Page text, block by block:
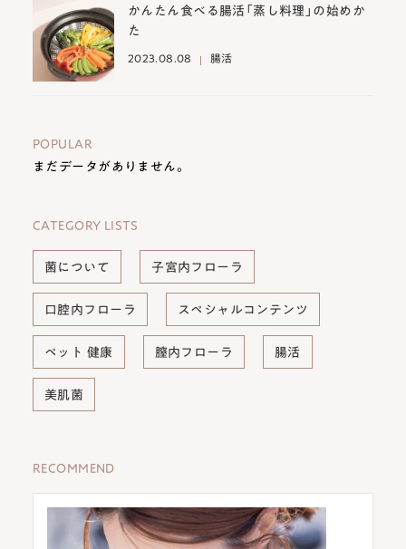
かんたん食べる腸活「蒸し料理」の始めか
た
2023.08.08 腸活
POPULAR
まだデータがありません。
CATEGORY LISTS
菌について 子宮内フローラ
口腔内フローラ スペシャルコンテンツ
ペット 健康 膣内フローラ 腸活
美肌菌
RECOMMEND